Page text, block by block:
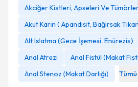
Akciğer Kistleri, Apseleri Ve
Akut Karın ( Apandisit, Bağırsak
Alt Islatma (Gece İşemesi, Enürezis)
Anal Atrezi
Anal Fistül (Makat
Anal Stenoz (Makat Darlığı)
Tümü